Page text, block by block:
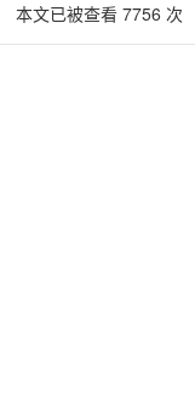
本文已被查看 7756 次